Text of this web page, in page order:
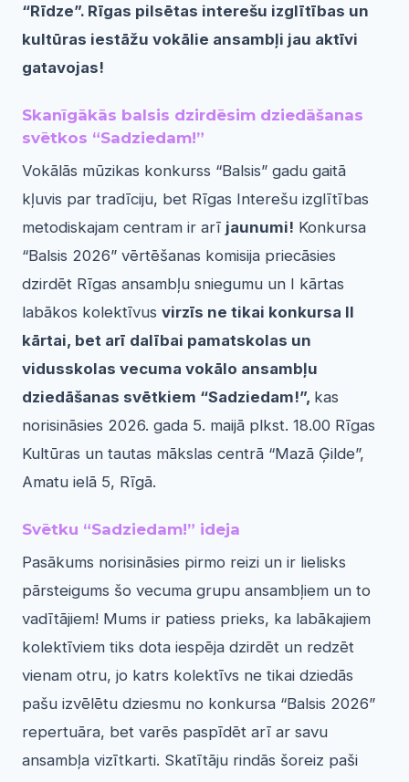
“Rīdze”. Rīgas pilsētas interešu izglītības un
kultūras iestāžu vokālie ansambļi jau aktīvi
gatavojas!
Skanīgākās balsis dzirdēsim dziedāšanas
svētkos “Sadziedam!”
Vokālās mūzikas konkurss “Balsis” gadu gaitā
kļuvis par tradīciju, bet Rīgas Interešu izglītības
metodiskajam centram ir arī jaunumi! Konkursa
“Balsis 2026” vērtēšanas komisija priecāsies
dzirdēt Rīgas ansambļu sniegumu un I kārtas
labākos kolektīvus virzīs ne tikai konkursa II
kārtai, bet arī dalībai pamatskolas un
vidusskolas vecuma vokālo ansambļu
dziedāšanas svētkiem “Sadziedam!”, kas
norisināsies 2026. gada 5. maijā plkst. 18.00 Rīgas
Kultūras un tautas mākslas centrā “Mazā Ģilde”,
Amatu ielā 5, Rīgā.
Svētku “Sadziedam!” ideja
Pasākums norisināsies pirmo reizi un ir lielisks
pārsteigums šo vecuma grupu ansambļiem un to
vadītājiem! Mums ir patiess prieks, ka labākajiem
kolektīviem tiks dota iespēja dzirdēt un redzēt
vienam otru, jo katrs kolektīvs ne tikai dziedās
pašu izvēlētu dziesmu no konkursa “Balsis 2026”
repertuāra, bet varēs paspīdēt arī ar savu
ansambļa vizītkarti. Skatītāju rindās šoreiz paši